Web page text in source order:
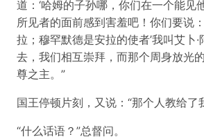
道：‘哈姆的子孙哪，你们在一个能见
所见者的面前感到害羞吧！你们要说
拉；穆罕默德是安拉的使者’我叫艾卜·
去，我们相互崇拜，而那个周身放光
尊之主。”
国王停顿片刻，又说：“那个人教给了
“什么话语？”总督问。